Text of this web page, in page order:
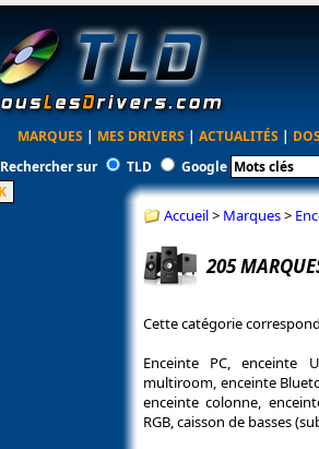
MARQUES | MES DRIVERS | ACTUALITÉS |
Rechercher sur
TLD Google
Accueil> Marques>
205
Cette catégorie
Enceinte PC, enceinte
multiroom, enceinte
enceinte colonne,
RGB, caisson de basses